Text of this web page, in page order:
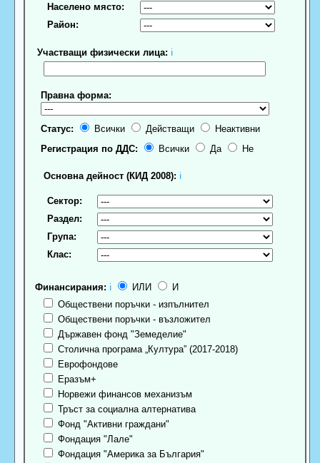
Населено място:
Район:
Участващи физически лица: ℹ
Правна форма:
Статус: Всички Действащи
Неактивни
Регистрация по ДДС:
Всички Да Не
Основна дейност (КИД 2008): ℹ
Сектор:
Раздел:
Група:
Клас:
Финансирания: ℹ ИЛИ
И
Обществени поръчки - изпълнител
Обществени поръчки - възложител
Държавен фонд "Земеделие"
Столична програма „Култура” (2017-2018)
Еврофондове
Еразъм+
Норвежи финансов механизъм
Тръст за социална алтернатива
Фонд "Активни граждани"
Фондация "Лале"
Фондация "Америка за България"